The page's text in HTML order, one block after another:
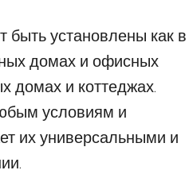
быть установлены как в
домах и офисных
домах и коттеджах.
условиям и
их универсальными и